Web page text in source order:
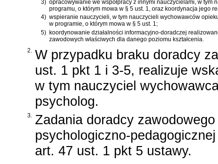
3) opracowywanie we współpracy z innymi nauczycielami, w
programu, o którym mowa w § 5 ust. 1, oraz koordynacja jego
4) wspieranie nauczycieli, w tym nauczycieli wychowawców
w programie, o którym mowa w § 5 ust. 1;
5) koordynowanie działalności informacyjno-doradczej
zawodowych właściwych dla danego poziomu kształcenia.
2. W przypadku braku doradcy
ust. 1 pkt 1 i 3-5, realizuje
w tym nauczyciel
psycholog.
3. Zadania doradcy
psychologiczno-
art. 47 ust. 1 pkt 5 ustawy.